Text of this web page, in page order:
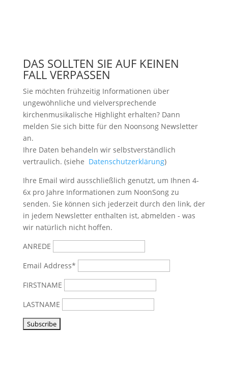
DAS SOLLTEN SIE AUF KEINEN
FALL VERPASSEN
Sie möchten frühzeitig Informationen über
ungewöhnliche und vielversprechende
kirchenmusikalische Highlight erhalten? Dann
melden Sie sich bitte für den Noonsong Newsletter
an.
Ihre Daten behandeln wir selbstverständlich
vertraulich. (siehe Datenschutzerklärung)
Ihre Email wird ausschließlich genutzt, um Ihnen 4-
6x pro Jahre Informationen zum NoonSong zu
senden. Sie können sich jederzeit durch den link, der
in jedem Newsletter enthalten ist, abmelden - was
wir natürlich nicht hoffen.
ANREDE
Email Address*
FIRSTNAME
LASTNAME